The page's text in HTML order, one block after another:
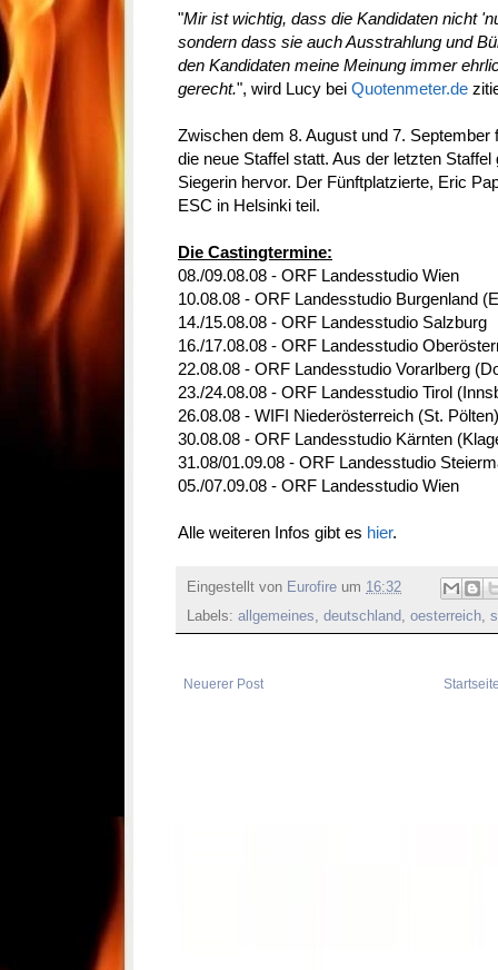
"Mir ist wichtig, dass die Kandidaten nicht
sondern dass sie auch Ausstrahlung und
den Kandidaten meine Meinung immer
gerecht.", wird Lucy bei Quotenmeter.de
Zwischen dem 8. August und 7.
die neue Staffel statt. Aus der letzten
Siegerin hervor. Der Fünftplatzierte, Eric
ESC in Helsinki teil.
Die Castingtermine:
08./09.08.08 - ORF Landesstudio Wien
10.08.08 - ORF Landesstudio Burgenland
14./15.08.08 - ORF Landesstudio Salzburg
16./17.08.08 - ORF Landesstudio
22.08.08 - ORF Landesstudio Vorarlberg
23./24.08.08 - ORF Landesstudio Tirol
26.08.08 - WIFI Niederösterreich (St. Pölten)
30.08.08 - ORF Landesstudio Kärnten
31.08/01.09.08 - ORF Landesstudio
05./07.09.08 - ORF Landesstudio Wien
Alle weiteren Infos gibt es hier.
Eingestellt von Eurofire um 16:32
Labels: allgemeines, deutschland, oesterreich,
Neuerer Post